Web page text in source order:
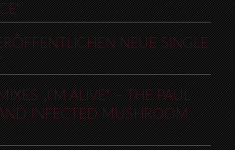
NEUE SINGLE
„I’M ALIVE“ – THE PAUL
INFECTED MUSHROOM